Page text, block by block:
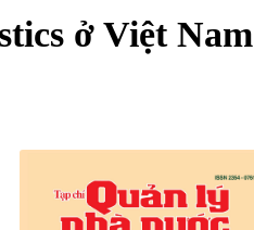
ở Việt Nam